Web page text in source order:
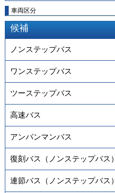
車両区分
候補
ノンステップバス
ワンステップバス
ツーステップバス
高速バス
アンパンマンバス
復刻バス（ノンステップバス）
連節バス（ノンステップバス）